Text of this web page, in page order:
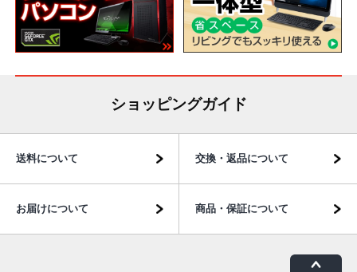
ショッピングガイド
送料について 交換・返品について
お届けについて 商品・保証について